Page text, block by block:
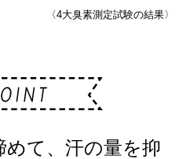
〈4大臭素測定試験の結果〉
めて、汗の量を抑